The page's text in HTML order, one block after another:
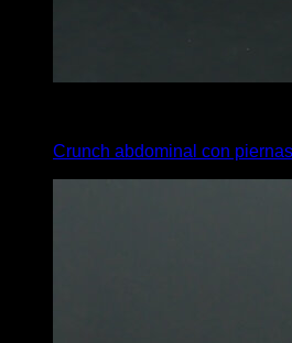
Crunch abdominal con